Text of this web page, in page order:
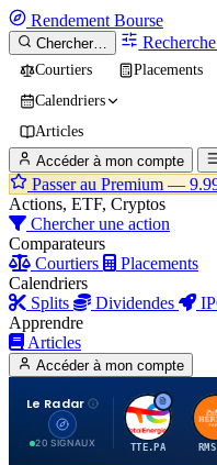
Rendement Bourse
Chercher…
Courtiers
Placements
Calendriers
Articles
Accéder à mon compte
Passer au Premium —
Actions, ETF, Cryptos
Chercher une action
Comparateurs
Courtiers
Placements
Calendriers
Splits
Dividendes
Apprendre
Articles
Accéder à mon compte
Le Radar
20 SIGNAUX
T
TTE.PA